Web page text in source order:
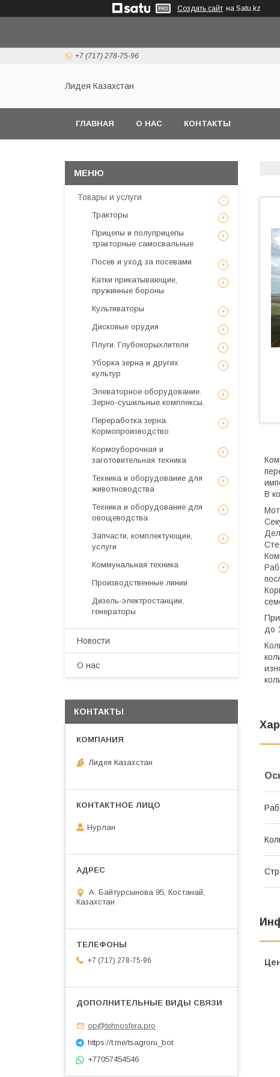
Создать сайт на Satu.kz
+7 (717) 278-75-96
Лидея Казахстан
ГЛАВНАЯ О НАС КОНТАКТЫ
В
до
Товары и услуги
Тракторы
Прицепы и полуприцепы
тракторные самосвальные
Посев и уход за посевами
Катки прикатывающие,
пружинные бороны
Культиваторы
Дисковые орудия
Плуги. Глубокорыхлители.
Уборка зерна и других
культур
Элеваторное оборудование.
Зерно-сушильные комплексы.
Переработка зерна.
Кормопроизводство
Кормоуборочная и
заготовительная техника
Техника и оборудование для
животноводства
Техника и оборудование для
овощеводства
Запчасти, комплектующие,
услуги
Коммунальная техника
Производственные линии
Дизель-электростанции,
генераторы
Новости
О нас
КОНТАКТЫ
Лидея Казахстан
Нурлан
А. Байтурсынова 95, Костанай,
Казахстан
+7 (717) 278-75-96
op@tehnosfera.pro
https://t.me/tsagroru_bot
+77057454546